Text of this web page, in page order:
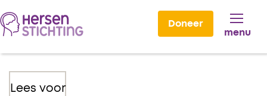
Doneer
menu
Lees voor